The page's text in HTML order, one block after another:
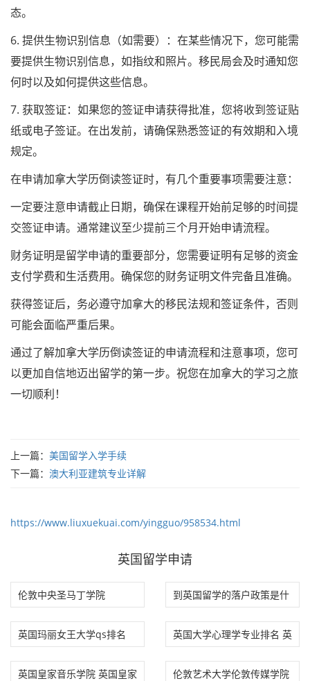
态。
6. 提供生物识别信息（如需要）：在某些情况下，您可能需
要提供生物识别信息，如指纹和照片。移民局会及时通知您
何时以及如何提供这些信息。
7. 获取签证：如果您的签证申请获得批准，您将收到签证贴
纸或电子签证。在出发前，请确保熟悉签证的有效期和入境
规定。
在申请加拿大学历倒读签证时，有几个重要事项需要注意：
一定要注意申请截止日期，确保在课程开始前足够的时间提
交签证申请。通常建议至少提前三个月开始申请流程。
财务证明是留学申请的重要部分，您需要证明有足够的资金
支付学费和生活费用。确保您的财务证明文件完备且准确。
获得签证后，务必遵守加拿大的移民法规和签证条件，否则
可能会面临严重后果。
通过了解加拿大学历倒读签证的申请流程和注意事项，您可
以更加自信地迈出留学的第一步。祝您在加拿大的学习之旅
一切顺利！
上一篇： 美国留学入学手续
下一篇： 澳大利亚建筑专业详解
https://www.liuxuekuai.com/yingguo/958534.html
英国留学申请
伦敦中央圣马丁学院
到英国留学的落户政策是什
么
英国玛丽女王大学qs排名
玛丽女王大学历
英国大学心理学专业排名 英
国大学心理学
英国皇家音乐学院 英国皇家
伦敦艺术大学伦敦传媒学院